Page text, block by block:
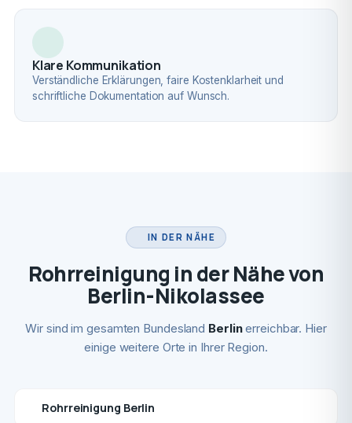
Klare Kommunikation
Verständliche Erklärungen, faire Kostenklarheit und
schriftliche Dokumentation auf Wunsch.
IN DER NÄHE
Rohrreinigung in der Nähe von
Berlin-Nikolassee
Wir sind im gesamten Bundesland Berlinerreichbar. Hier
einige weitere Orte in Ihrer Region.
Rohrreinigung Berlin